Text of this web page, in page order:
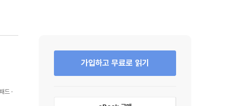
드
가입하고 무료로 읽기